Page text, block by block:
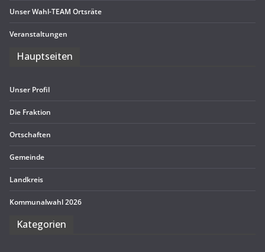
Unser Wahl-TEAM Ortsräte
Ver­an­stal­tun­gen
Haupt­sei­ten
Unser Pro­fil
Die Frak­tion
Ort­schaf­ten
Gemeinde
Land­kreis
Kom­mu­nal­wahl 2026
Kate­go­rien